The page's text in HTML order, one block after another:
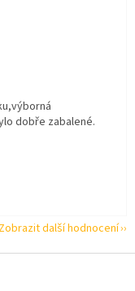
dobře zabalené.
Zobrazit další hodnocení